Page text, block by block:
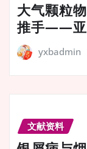
大气颗粒
推手——亚
yxbadmin
文献资料